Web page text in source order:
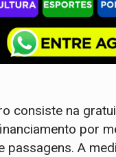
consiste na
por
passagens. A